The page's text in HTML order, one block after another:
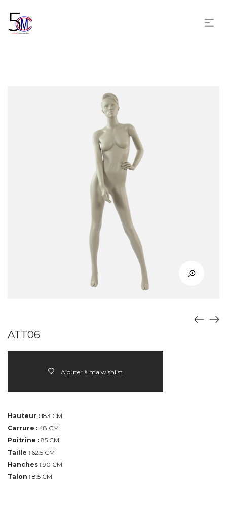
ATT06
Ajouter à ma wishlist
Hauteur : 183 CM
Carrure : 48 CM
Poitrine : 85 CM
Taille : 62.5 CM
Hanches : 90 CM
Talon : 8.5 CM